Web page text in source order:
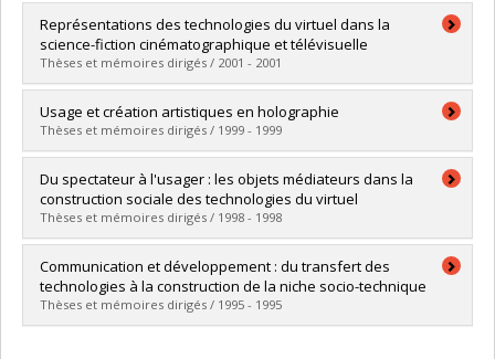
Graduate :Gaudet, Chloé
Cycle :Master's
Grade :M. Sc.
Lien vers le document dans Papyrus
Représentations des technologies du virtuel dans la
science-fiction cinématographique et télévisuelle
Thèses et mémoires dirigés / 2001 - 2001
Graduate :Carle, Stéphanie
Cycle : Master's
Grade :M. Sc.
Lien vers le document dans Papyrus
Usage et création artistiques en holographie
Thèses et mémoires dirigés / 1999 - 1999
Graduate :Ivanov, Neli
Cycle :Master's
Grade :M. Sc.
Lien vers le document dans Papyrus
Du spectateur à l'usager : les objets médiateurs dans la
construction sociale des technologies du virtuel
Thèses et mémoires dirigés / 1998 - 1998
Graduate :Dozois, Martin
Cycle :Master's
Grade :M. Sc.
Lien vers le document dans Papyrus
Communication et développement : du transfert des
technologies à la construction de la niche socio-technique
Thèses et mémoires dirigés / 1995 - 1995